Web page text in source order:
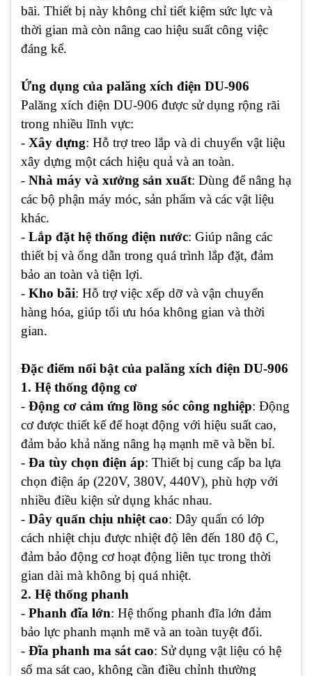
bãi. Thiết bị này không chỉ tiết kiệm sức lực và
thời gian mà còn nâng cao hiệu suất công việc
đáng kể.
Ứng dụng của palăng xích điện DU-906
Palăng xích điện DU-906 được sử dụng rộng rãi
trong nhiều lĩnh vực:
- Xây dựng: Hỗ trợ treo lắp và di chuyển vật liệu
xây dựng một cách hiệu quả và an toàn.
- Nhà máy và xưởng sản xuất: Dùng để nâng hạ
các bộ phận máy móc, sản phẩm và các vật liệu
khác.
- Lắp đặt hệ thống điện nước: Giúp nâng các
thiết bị và ống dẫn trong quá trình lắp đặt, đảm
bảo an toàn và tiện lợi.
- Kho bãi: Hỗ trợ việc xếp dỡ và vận chuyển
hàng hóa, giúp tối ưu hóa không gian và thời
gian.
Đặc điểm nổi bật của palăng xích điện DU-906
1. Hệ thống động cơ
- Động cơ cảm ứng lồng sóc công nghiệp: Động
cơ được thiết kế để hoạt động với hiệu suất cao,
đảm bảo khả năng nâng hạ mạnh mẽ và bền bỉ.
- Đa tùy chọn điện áp: Thiết bị cung cấp ba lựa
chọn điện áp (220V, 380V, 440V), phù hợp với
nhiều điều kiện sử dụng khác nhau.
- Dây quấn chịu nhiệt cao: Dây quấn có lớp
cách nhiệt chịu được nhiệt độ lên đến 180 độ C,
đảm bảo động cơ hoạt động liên tục trong thời
gian dài mà không bị quá nhiệt.
2. Hệ thống phanh
- Phanh đĩa lớn: Hệ thống phanh đĩa lớn đảm
bảo lực phanh mạnh mẽ và an toàn tuyệt đối.
- Đĩa phanh ma sát cao: Sử dụng vật liệu có hệ
số ma sát cao, không cần điều chỉnh thường